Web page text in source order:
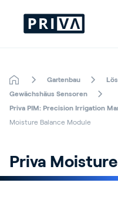
Gartenbau
Gewächshäus Sensoren
Priva PIM: Precision Irrigation
Moisture Balance Module
Priva